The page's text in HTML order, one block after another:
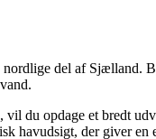
del af Sjælland.
du opdage et bredt
havudsigt, der giver